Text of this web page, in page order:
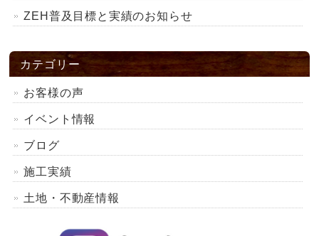
ZEH普及目標と実績のお知らせ
カテゴリー
お客様の声
イベント情報
ブログ
施工実績
土地・不動産情報